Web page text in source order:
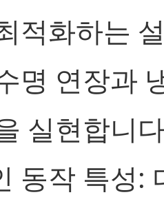
적화하는
명 연장과
실현합니
동작 특성: